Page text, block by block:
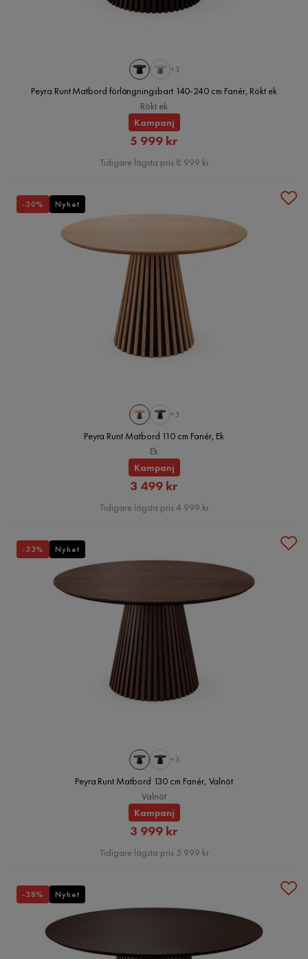
+3
Peyra Runt Matbord förlängningsbart 140-240 cm Fanér, Rökt ek
Rökt ek
Kampanj
Rabatterat
Pris
5 999 kr
Tidigare lägsta pris 8 999 kr
+3
Peyra Runt Matbord 110 cm Fanér, Ek
Ek
Kampanj
Rabatterat
Pris
3 499 kr
Tidigare lägsta pris 4 999 kr
-30% Nyhet
+3
Peyra Runt Matbord 130 cm Fanér, Valnöt
Valnöt
Kampanj
Rabatterat
Pris
3 999 kr
Tidigare lägsta pris 5 999 kr
-33% Nyhet
-38% Nyhet